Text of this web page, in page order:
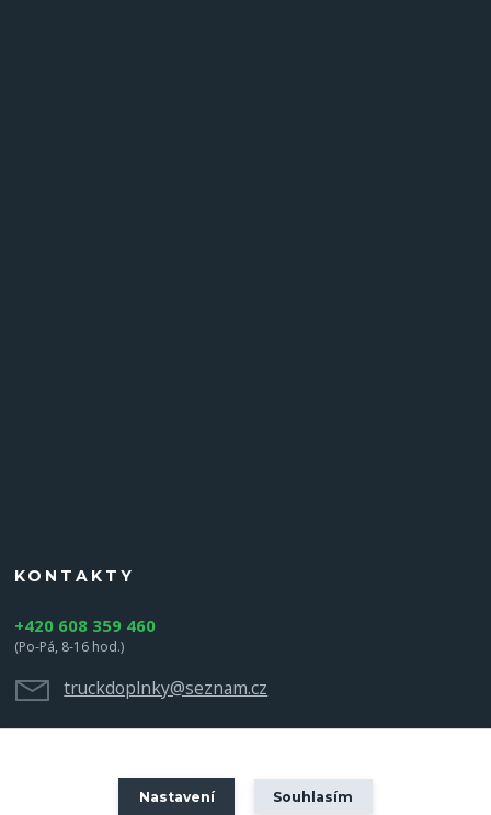
KONTAKTY
+420 608 359 460
(Po-Pá, 8-16 hod.)
truckdoplnky@seznam.cz
Nastavení Souhlasím